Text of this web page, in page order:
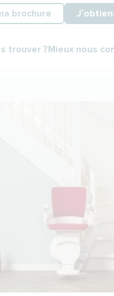
brochure
trouver ?Mieux nous